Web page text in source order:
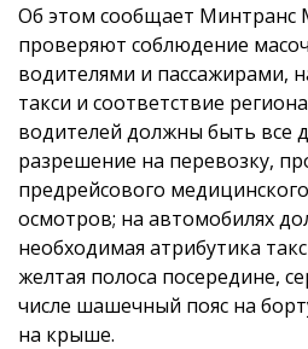
Об этом сообщает Минтранс
проверяют соблюдение
водителями и пассажирами,
такси и соответствие
водителей должны быть все
разрешение на перевозку,
предрейсового
осмотров; на автомобилях
необходимая атрибутика
желтая полоса посередине,
числе шашечный пояс на
на крыше.